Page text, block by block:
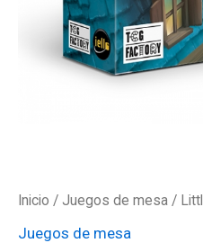
Inicio / Juegos de mesa /
Juegos de mesa